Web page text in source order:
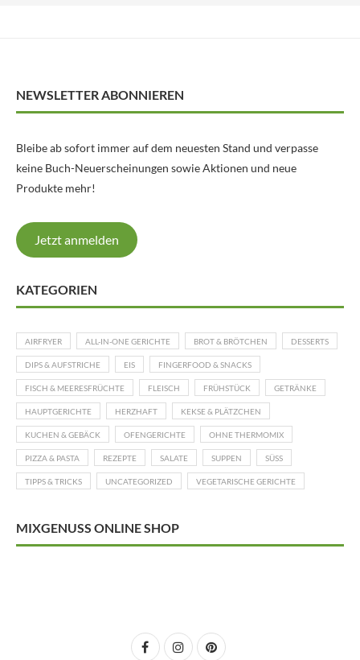
NEWSLETTER ABONNIEREN
Bleibe ab sofort immer auf dem neuesten Stand und verpasse
keine Buch-Neuerscheinungen sowie Aktionen und neue
Produkte mehr!
Jetzt anmelden
KATEGORIEN
AIRFRYER ALL-IN-ONE GERICHTE BROT & BRÖTCHEN DESSERTS
DIPS & AUFSTRICHE EIS FINGERFOOD & SNACKS
FISCH & MEERESFRÜCHTE FLEISCH FRÜHSTÜCK GETRÄNKE
HAUPTGERICHTE HERZHAFT KEKSE & PLÄTZCHEN
KUCHEN & GEBÄCK OFENGERICHTE OHNE THERMOMIX
PIZZA & PASTA REZEPTE SALATE SUPPEN SÜSS
TIPPS & TRICKS UNCATEGORIZED VEGETARISCHE GERICHTE
MIXGENUSS ONLINE SHOP